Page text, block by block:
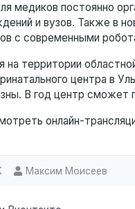
медиков постоянно
и вузов. Также в
с современными
на территории
центра в
В год центр
онлайн-
Максим Моисеев